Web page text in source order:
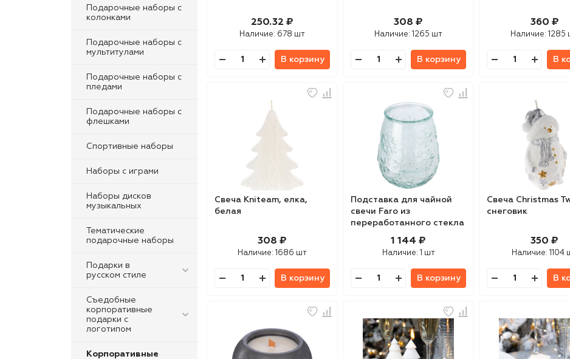
Подарочные наборы с
колонками
Подарочные наборы с
мультитулами
Подарочные наборы с
пледами
Подарочные наборы с
флешками
Спортивные наборы
Наборы с играми
Наборы дисков
музыкальных
Тематические
подарочные наборы
Подарки в
русском стиле
Съедобные
корпоративные
подарки с
логотипом
Корпоративные
250.32 ₽
Наличие: 678 шт
В корзину
308 ₽
Наличие: 1265 шт
В корзину
360 ₽
Наличие: 1285
В
Свеча Kniteam, елка,
белая
308 ₽
Наличие: 1686 шт
В корзину
Подставка для чайной
свечи Faro из
переработанного стекла
1 144 ₽
Наличие: 1 шт
В корзину
Свеча Christmas
снеговик
350 ₽
Наличие: 1104
В